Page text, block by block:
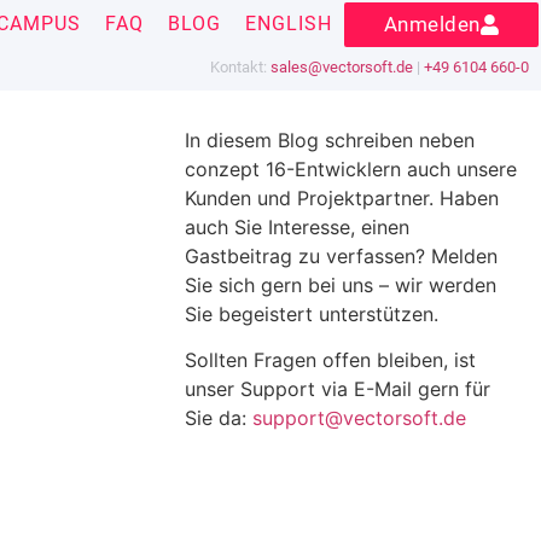
Kontakt: sales@vectorsoft.de | +49 6104 660-0
FAQ BLOG ENGLISH Anmelden
In diesem Blog schreiben neben
conzept 16-Entwicklern auch unsere
Kunden und Projektpartner. Haben
auch Sie Interesse, einen
Gastbeitrag zu verfassen? Melden
Sie sich gern bei uns – wir werden
Sie begeistert unterstützen.
Sollten Fragen offen bleiben, ist
unser Support via E-Mail gern für
Sie da: support@vectorsoft.de